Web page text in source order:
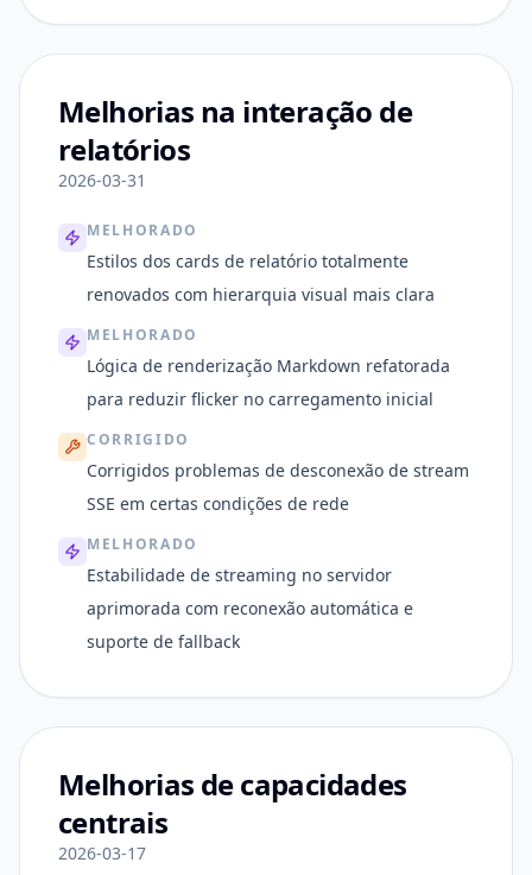
Melhorias na interação de
relatórios
2026-03-31
MELHORADO
Estilos dos cards de relatório totalmente
renovados com hierarquia visual mais clara
MELHORADO
Lógica de renderização Markdown refatorada
para reduzir flicker no carregamento inicial
CORRIGIDO
Corrigidos problemas de desconexão de stream
SSE em certas condições de rede
MELHORADO
Estabilidade de streaming no servidor
aprimorada com reconexão automática e
suporte de fallback
Melhorias de capacidades
centrais
2026-03-17